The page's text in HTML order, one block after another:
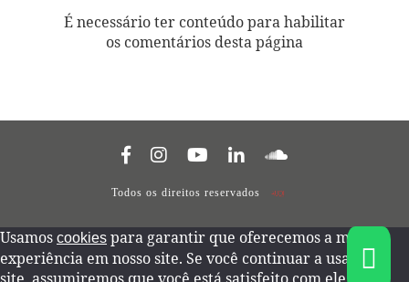
É necessário ter conteúdo para habilitar
os comentários desta página
Todos os direitos reservados
Usamos cookies para garantir que oferecemos a melhor
experiência em nosso site. Se você continuar a usar este